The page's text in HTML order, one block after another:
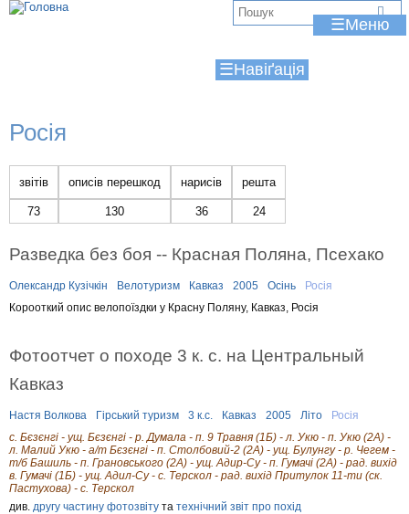
Jump to navigation
☰
☰
Росія
звітів
73
описів перешкод
130
нарисів
36
решта
24
Разведка без боя -- Красная Поляна, Псехако
Олександр Кузічкін Велотуризм Кавказ 2005 Осінь
Росія
Корооткий опис велопоїздки у Красну Поляну, Кавказ, Росія
Фотоотчет о походе 3 к. с. на Центральный
Кавказ
Настя Волкова Гірський туризм 3 к.с. Кавказ 2005 Літо
Росія
с. Бєзєнгі - ущ. Бєзєнгі - р. Думала - п. 9 Травня (1Б) - л. Укю - п. Укю (2А) -
л. Малий Укю - а/т Бєзєнгі - п. Столбовий-2 (2А) - ущ. Булунгу - р. Чегем -
т/б Башиль - п. Грановського (2А) - ущ. Адир-Су - п. Гумачі (2А) - рад. вихід
в. Гумачі (1Б) - ущ. Адил-Су - с. Терскол - рад. вихід Притулок 11-ти (ск.
Пастухова) - с. Терскол
див. другу частину фотозвіту та технічний звіт про похід